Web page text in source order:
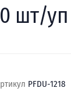
шт/уп
PFDU-1218